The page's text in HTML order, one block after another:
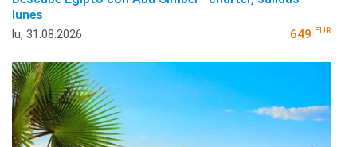
lunes
lu, 31.08.2026 649 EUR